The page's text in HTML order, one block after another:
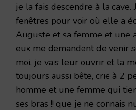
je la fais descendre à la cave.
fenêtres pour voir où elle a
Auguste et sa femme et une
eux me demandent de venir
moi, je vais leur ouvrir et la
toujours aussi bête, crie à 2
homme et une femme qui
ses bras !! que je ne connais